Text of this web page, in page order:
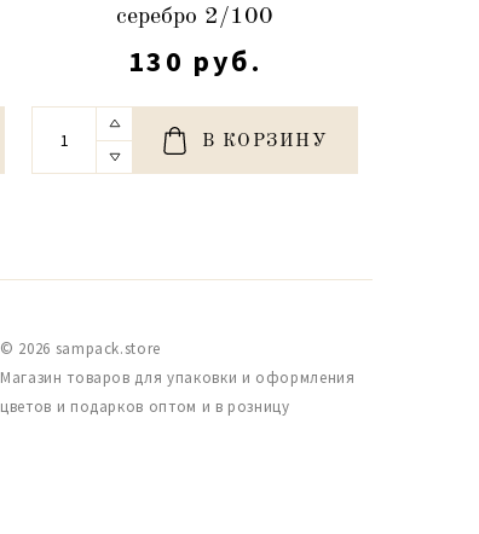
серебро 2/100
130 руб.
В КОРЗИНУ
© 2026 sampack.store
Магазин товаров для упаковки и оформления
цветов и подарков оптом и в розницу